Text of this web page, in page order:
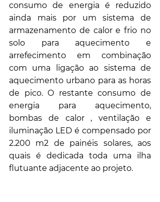
consumo de energia é reduzido
ainda mais por um sistema de
armazenamento de calor e frio no
solo para aquecimento e
arrefecimento em combinação
com uma ligação ao sistema de
aquecimento urbano para as horas
de pico. O restante consumo de
energia para aquecimento,
bombas de calor , ventilação e
iluminação LED é compensado por
2.200 m2 de painéis solares, aos
quais é dedicada toda uma ilha
flutuante adjacente ao projeto.